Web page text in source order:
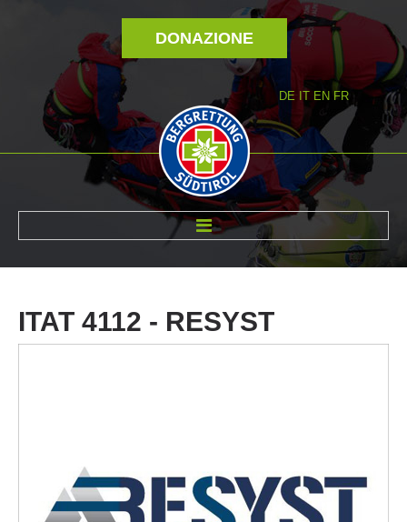
DONAZIONE
DE IT EN FR
ITAT 4112 - RESYST